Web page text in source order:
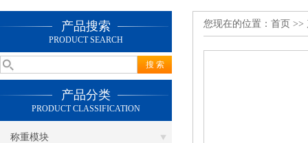
产品搜索
PRODUCT SEARCH
产品分类
PRODUCT CLASSIFICATION
称重模块
您现在的位置： 首页 >>